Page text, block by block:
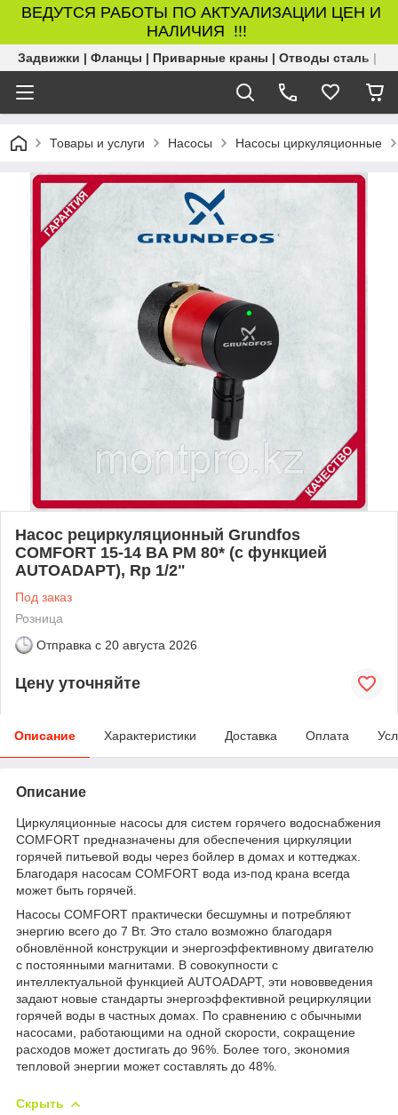
ВЕДУТСЯ РАБОТЫ ПО АКТУАЛИЗАЦИИ ЦЕН И
НАЛИЧИЯ !!!
Задвижки | Фланцы | Приварные краны | Отводы сталь |
Товары и услуги Насосы Насосы циркуляционные
Насос рециркуляционный Grundfos
COMFORT 15-14 BA PM 80* (с функцией
AUTOADAPT), Rp 1/2"
Под заказ
Розница
Отправка с 20 августа 2026
Цену уточняйте
Описание Характеристики Доставка Оплата
Описание
Циркуляционные насосы для систем горячего водоснабжения
COMFORT предназначены для обеспечения циркуляции
горячей питьевой воды через бойлер в домах и коттеджах.
Благодаря насосам COMFORT вода из-под крана всегда
может быть горячей.
Насосы COMFORT практически бесшумны и потребляют
энергию всего до 7 Вт. Это стало возможно благодаря
обновлённой конструкции и энергоэффективному двигателю
с постоянными магнитами. В совокупности с
интеллектуальной функцией AUTOADAPT, эти нововведения
задают новые стандарты энергоэффективной рециркуляции
горячей воды в частных домах. По сравнению с обычными
насосами, работающими на одной скорости, сокращение
расходов может достигать до 96%. Более того, экономия
тепловой энергии может составлять до 48%.
Скрыть